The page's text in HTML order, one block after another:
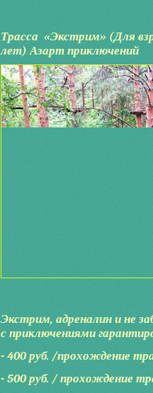
Трасса «Экстрим» (Для
лет) Азарт приключений
Экстрим, адреналин и не
с приключениями
- 400 руб. /прохождение
- 500 руб. / прохождение